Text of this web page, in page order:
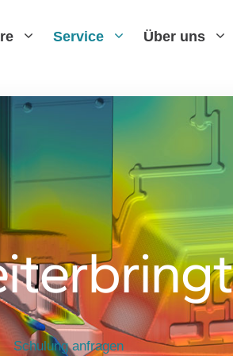
Service Über uns
Schulung anfragen